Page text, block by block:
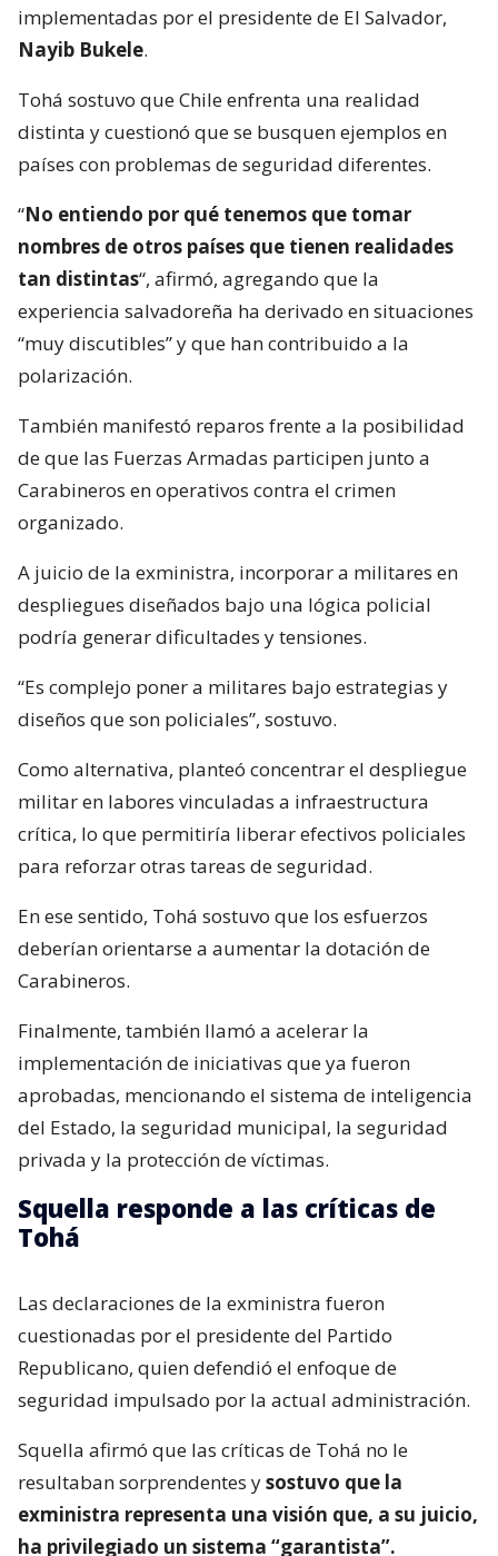
implementadas por el presidente de El Salvador,
Nayib Bukele.
Tohá sostuvo que Chile enfrenta una realidad
distinta y cuestionó que se busquen ejemplos en
países con problemas de seguridad diferentes.
“No entiendo por qué tenemos que tomar
nombres de otros países que tienen realidades
tan distintas“, afirmó, agregando que la
experiencia salvadoreña ha derivado en situaciones
“muy discutibles” y que han contribuido a la
polarización.
También manifestó reparos frente a la posibilidad
de que las Fuerzas Armadas participen junto a
Carabineros en operativos contra el crimen
organizado.
A juicio de la exministra, incorporar a militares en
despliegues diseñados bajo una lógica policial
podría generar dificultades y tensiones.
“Es complejo poner a militares bajo estrategias y
diseños que son policiales”, sostuvo.
Como alternativa, planteó concentrar el despliegue
militar en labores vinculadas a infraestructura
crítica, lo que permitiría liberar efectivos policiales
para reforzar otras tareas de seguridad.
En ese sentido, Tohá sostuvo que los esfuerzos
deberían orientarse a aumentar la dotación de
Carabineros.
Finalmente, también llamó a acelerar la
implementación de iniciativas que ya fueron
aprobadas, mencionando el sistema de inteligencia
del Estado, la seguridad municipal, la seguridad
privada y la protección de víctimas.
Squella responde a las críticas de
Tohá
Las declaraciones de la exministra fueron
cuestionadas por el presidente del Partido
Republicano, quien defendió el enfoque de
seguridad impulsado por la actual administración.
Squella afirmó que las críticas de Tohá no le
resultaban sorprendentes ysostuvo que la
exministra representa una visión que, a su juicio,
ha privilegiado un sistema “garantista”.